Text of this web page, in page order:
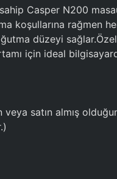
Casper N200
koşullarına rağmen
düzeyi
için ideal
satın almış